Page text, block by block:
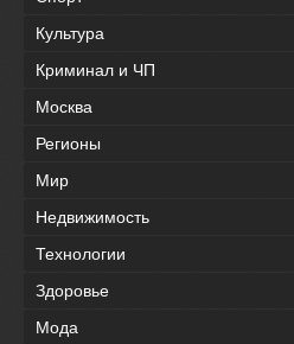
Культура
Криминал и ЧП
Москва
Регионы
Мир
Недвижимость
Технологии
Здоровье
Мода